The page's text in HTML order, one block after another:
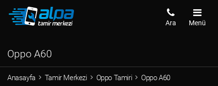
Menü
Ara
Oppo A60
Anasayfa Tamir Merkezi Oppo Tamiri Oppo A60